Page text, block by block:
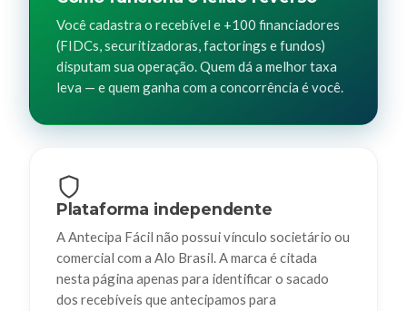
Você cadastra o recebível e +100 financiadores
(FIDCs, securitizadoras, factorings e fundos)
disputam sua operação. Quem dá a melhor taxa
leva — e quem ganha com a concorrência é você.
Plataforma independente
A Antecipa Fácil não possui vínculo societário ou
comercial com a Alo Brasil. A marca é citada
nesta página apenas para identificar o sacado
dos recebíveis que antecipamos para